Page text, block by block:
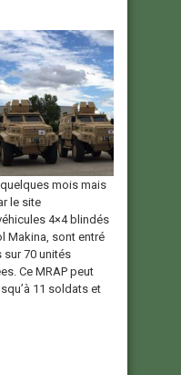
mois mais
le site
4×4 blindés
Makina, sont entré
sur 70 unités
Ce MRAP peut
11 soldats et